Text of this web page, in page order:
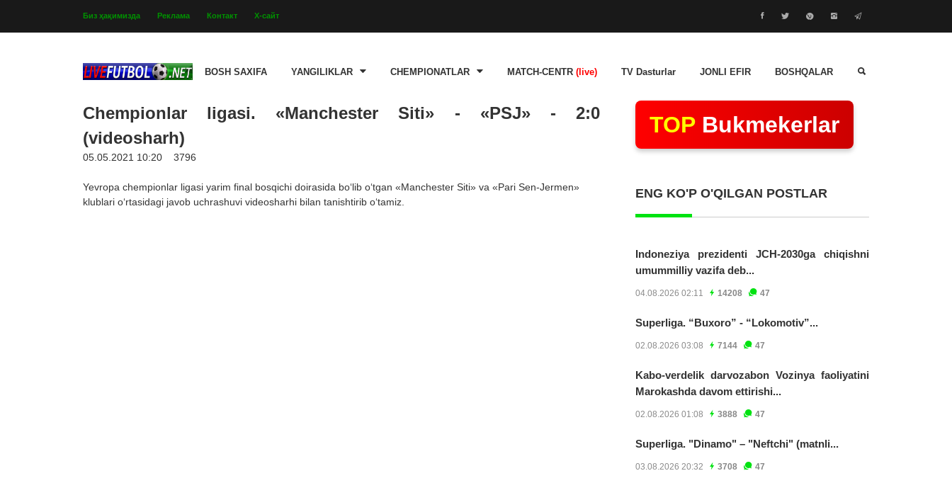
Биз ҳақимизда Реклама Контакт Х-сайт
BOSH SAXIFA YANGILIKLAR CHEMPIONATLAR MATCH-CENTR (live) TV Dasturlar JONLI EFIR BOSHQALAR
Chempionlar ligasi. «Manchester Siti» - «PSJ» - 2:0
(videosharh)
05.05.2021 10:20 3796
Yevropa chempionlar ligasi yarim final bosqichi doirasida bo‘lib o‘tgan «Manchester Siti» va «Pari Sen-Jermen»
klublari o‘rtasidagi javob uchrashuvi videosharhi bilan tanishtirib o‘tamiz.
TOP Bukmekerlar
ENG KO'P O'QILGAN POSTLAR
Indoneziya prezidenti JCH-2030ga chiqishni
umummilliy vazifa deb...
04.08.2026 02:11 14208 47
Superliga. “Buxoro” - “Lokomotiv”...
02.08.2026 03:08 7144 47
Kabo-verdelik darvozabon Vozinya faoliyatini
Marokashda davom ettirishi...
02.08.2026 01:08 3888 47
Superliga. "Dinamo" – "Neftchi" (matnli...
03.08.2026 20:32 3708 47